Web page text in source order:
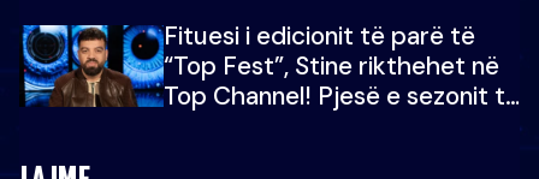
për në fund!
Fituesi i edicionit të parë të
“Top Fest”, Stine rikthehet në
Top Channel! Pjesë e sezonit të